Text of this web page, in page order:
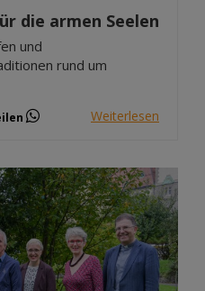
die armen Seelen
und
rund um
Weiterlesen